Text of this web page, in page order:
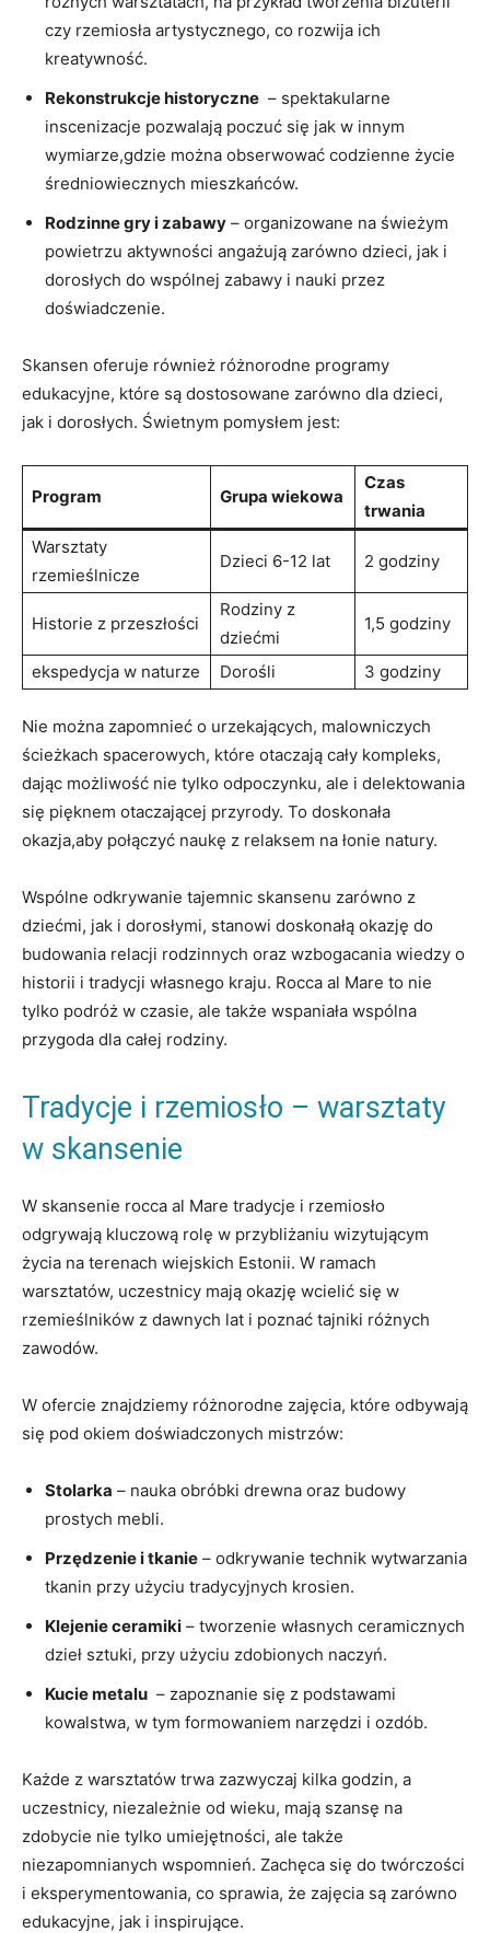
czy ​rzemiosła artystycznego, co rozwija ich
⁢kreatywność.
Rekonstrukcje historyczne ⁢ –‍ spektakularne⁢
inscenizacje pozwalają poczuć ‍się jak ​w innym
wymiarze,gdzie można obserwować codzienne ⁤życie
średniowiecznych mieszkańców.
Rodzinne⁤ gry i zabawy –‌ organizowane‌ na ⁤świeżym⁣
powietrzu⁣ aktywności‌ angażują zarówno dzieci, jak i
dorosłych do wspólnej zabawy i nauki przez
doświadczenie.
Skansen ‌oferuje również‌ różnorodne programy
edukacyjne, które są dostosowane zarówno dla⁣ dzieci,
jak i dorosłych. Świetnym‍ pomysłem jest:
Program Grupa wiekowa
Czas
trwania
Warsztaty
⁣rzemieślnicze
Dzieci‍ 6-12 ​lat 2 godziny
Historie z⁣ przeszłości
Rodziny z‍
dziećmi
1,5 ⁢godziny
ekspedycja⁢ w⁢ naturze Dorośli 3 ‍godziny
Nie można ‍zapomnieć⁣ o urzekających, malowniczych
ścieżkach⁢ spacerowych, które otaczają cały kompleks,
dając możliwość nie tylko odpoczynku,‌ ale i⁤ delektowania
się‍ pięknem otaczającej przyrody. To doskonała
okazja,aby ⁤połączyć naukę ‌z relaksem na ​łonie natury.
Wspólne⁣ odkrywanie tajemnic skansenu⁤ zarówno ‍z
dziećmi, jak i dorosłymi, ‍stanowi doskonałą okazję do
budowania ‍relacji rodzinnych oraz wzbogacania wiedzy o
historii i tradycji własnego kraju. Rocca al⁤ Mare to nie
tylko‍ podróż w czasie, ale także wspaniała wspólna
przygoda dla całej ​rodziny.
Tradycje i rzemiosło ‌– warsztaty
w skansenie
W ⁣skansenie rocca‌ al ‌Mare tradycje i rzemiosło
‌odgrywają kluczową rolę‍ w przybliżaniu wizytującym
życia na ⁣terenach⁣ wiejskich Estonii.⁢ W ramach
warsztatów, ‍uczestnicy‍ mają okazję wcielić się w
rzemieślników z dawnych lat i poznać tajniki różnych​
zawodów.
W ofercie znajdziemy różnorodne zajęcia, które odbywają
się pod ⁢okiem doświadczonych mistrzów:
Stolarka – nauka obróbki drewna oraz budowy
prostych mebli.
Przędzenie i⁣ tkanie – odkrywanie technik wytwarzania
tkanin przy użyciu tradycyjnych krosien.
Klejenie ceramiki ⁤–‍ tworzenie własnych ceramicznych‌
dzieł sztuki,⁣ przy ⁤użyciu zdobionych naczyń.
Kucie metalu ​ – zapoznanie się ​z podstawami​
kowalstwa, w tym formowaniem narzędzi i⁤ ozdób.
Każde z warsztatów trwa zazwyczaj kilka godzin, ⁤a
⁣uczestnicy, niezależnie​ od wieku, mają szansę na
zdobycie nie tylko umiejętności, ale ​także
niezapomnianych wspomnień. Zachęca się do twórczości
i eksperymentowania, co sprawia,‌ że zajęcia są zarówno
edukacyjne, jak i inspirujące.